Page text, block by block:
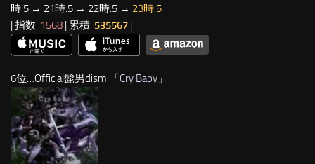
時:5 → 21時:5 → 22時:5 → 23時:5
| 指数: 1568 | 累積: 535567 |
6位…Official髭男dism 「Cry Baby 」